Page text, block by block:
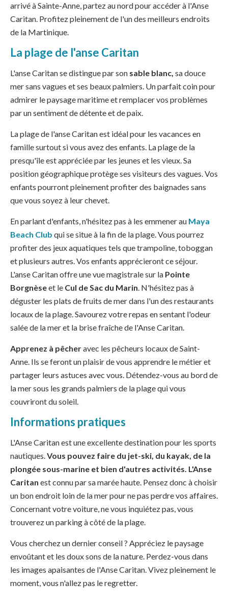
arrivé à Sainte-Anne, partez au nord pour accéder à l'Anse
Caritan. Profitez pleinement de l'un des meilleurs endroits
de la Martinique.
La plage de l'anse Caritan
L'anse Caritan se distingue par son sable blanc, sa douce
mer sans vagues et ses beaux palmiers. Un parfait coin pour
admirer le paysage maritime et remplacer vos problèmes
par un sentiment de détente et de paix.
La plage de l'anse Caritan est idéal pour les vacances en
famille surtout si vous avez des enfants. La plage de la
presqu'île est appréciée par les jeunes et les vieux. Sa
position géographique protège ses visiteurs des vagues. Vos
enfants pourront pleinement profiter des baignades sans
que vous soyez à leur chevet.
En parlant d'enfants, n'hésitez pas à les emmener au Maya
Beach Club qui se situe à la fin de la plage. Vous pourrez
profiter des jeux aquatiques tels que trampoline, toboggan
et plusieurs autres. Vos enfants apprécieront ce séjour.
L'anse Caritan offre une vue magistrale sur la Pointe
Borgnèseet le Cul de Sac du Marin. N'hésitez pas à
déguster les plats de fruits de mer dans l'un des restaurants
locaux de la plage. Savourez votre repas en sentant l'odeur
salée de la mer et la brise fraîche de l'Anse Caritan.
Apprenez à pêcheravec les pêcheurs locaux de Saint-
Anne. Ils se feront un plaisir de vous apprendre le métier et
partager leurs astuces avec vous. Détendez-vous au bord de
la mer sous les grands palmiers de la plage qui vous
couvriront du soleil.
Informations pratiques
L'Anse Caritan est une excellente destination pour les sports
nautiques.Vous pouvez faire du jet-ski, du kayak, de la
plongée sous-marine et bien d'autres activités. L'Anse
Caritan est connu par sa marée haute. Pensez donc à choisir
un bon endroit loin de la mer pour ne pas perdre vos affaires.
Concernant votre voiture, ne vous inquiétez pas, vous
trouverez un parking à côté de la plage.
Vous cherchez un dernier conseil ? Appréciez le paysage
envoûtant et les doux sons de la nature. Perdez-vous dans
les images apaisantes de l'Anse Caritan. Vivez pleinement le
moment, vous n'allez pas le regretter.